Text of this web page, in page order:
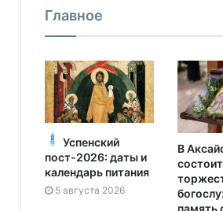
Главное
Успенский
пост-2026: даты и
календарь питания
5 августа 2026
В